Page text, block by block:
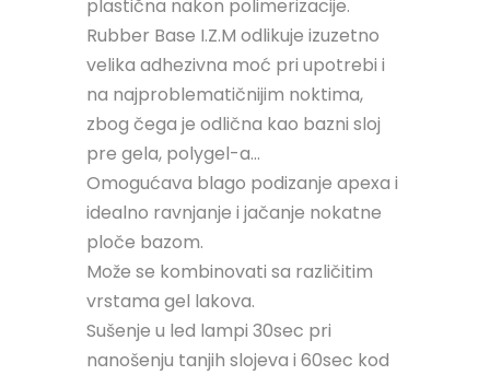
plastična nakon polimerizacije.
Rubber Base I.Z.M odlikuje izuzetno
velika adhezivna moć pri upotrebi i
na najproblematičnijim noktima,
zbog čega je odlična kao bazni sloj
pre gela, polygel-a...⠀
Omogućava blago podizanje apexa i
idealno ravnjanje i jačanje nokatne
ploče bazom.⠀
Može se kombinovati sa različitim
vrstama gel lakova.⠀
Sušenje u led lampi 30sec pri
nanošenju tanjih slojeva i 60sec kod